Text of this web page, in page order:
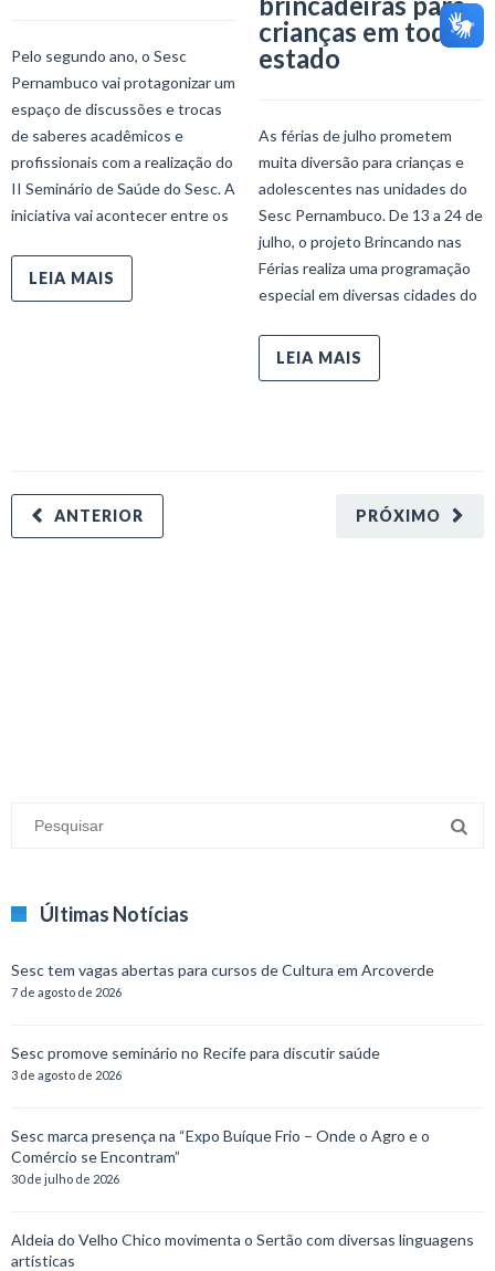
Pelo segundo ano, o Sesc
Pernambuco vai protagonizar um
espaço de discussões e trocas
de saberes acadêmicos e
profissionais com a realização do
II Seminário de Saúde do Sesc. A
iniciativa vai acontecer entre os
LEIA MAIS
crianças em todo o
estado
As férias de julho prometem
muita diversão para crianças e
adolescentes nas unidades do
Sesc Pernambuco. De 13 a 24 de
julho, o projeto Brincando nas
Férias realiza uma programação
especial em diversas cidades do
LEIA MAIS
PRÓXIMO
ANTERIOR
Últimas Notícias
Sesc tem vagas abertas para cursos de Cultura em Arcoverde
7 de agosto de 2026
Sesc promove seminário no Recife para discutir saúde
3 de agosto de 2026
Sesc marca presença na “Expo Buíque Frio – Onde o Agro e o
Comércio se Encontram”
30 de julho de 2026
Aldeia do Velho Chico movimenta o Sertão com diversas linguagens
artísticas